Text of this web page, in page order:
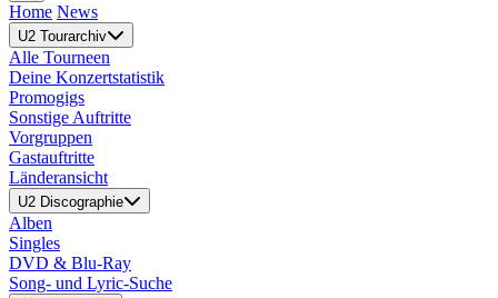
Home News
U2 Tourarchiv
Alle Tourneen
Deine Konzertstatistik
Promogigs
Sonstige Auftritte
Vorgruppen
Gastauftritte
Länderansicht
U2 Discographie
Alben
Singles
DVD & Blu-Ray
Song- und Lyric-Suche